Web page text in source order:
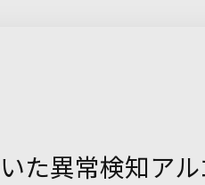
た異常検知ア